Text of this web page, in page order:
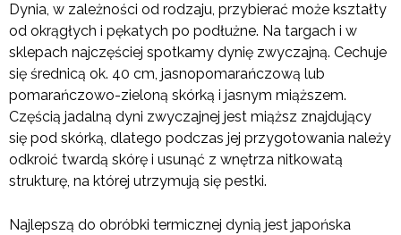
Dynia, w zależności od rodzaju, przybierać może kształty
od okrągłych i pękatych po podłużne. Na targach i w
sklepach najczęściej spotkamy dynię zwyczajną. Cechuje
się średnicą ok. 40 cm, jasnopomarańczową lub
pomarańczowo-zieloną skórką i jasnym miąższem.
Częścią jadalną dyni zwyczajnej jest miąższ znajdujący
się pod skórką, dlatego podczas jej przygotowania należy
odkroić twardą skórę i usunąć z wnętrza nitkowatą
strukturę, na której utrzymują się pestki.
Najlepszą do obróbki termicznej dynią jest japońska